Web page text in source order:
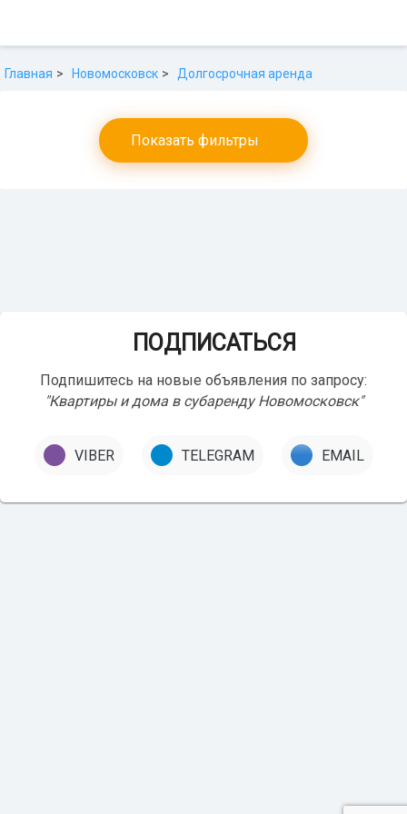
Главная Новомосковск Долгосрочная аренда
Показать фильтры
ПОДПИСАТЬСЯ
Подпишитесь на новые объявления по запросу:
"Квартиры и дома в субаренду Новомосковск"
VIBER TELEGRAM EMAIL